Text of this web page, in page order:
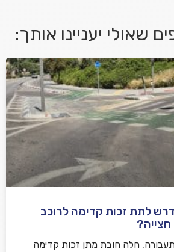
דיוור במייל ושימוש בפרטים בהתאם
שלח משוב
שאולי יעניינו אותך:
לתת זכות קדימה לרוכב
חלה חובת מתן זכות קדימה